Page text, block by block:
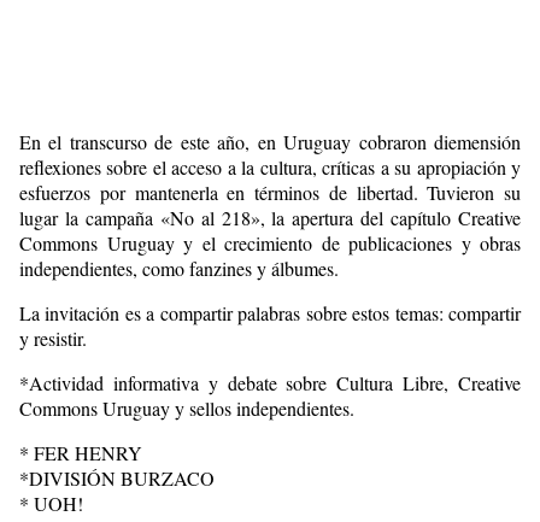
En el transcurso de este año, en Uruguay cobraron diemensión
reflexiones sobre el acceso a la cultura, críticas a su apropiación y
esfuerzos por mantenerla en términos de libertad. Tuvieron su
lugar la campaña «No al 218», la apertura del capítulo Creative
Commons Uruguay y el crecimiento de publicaciones y obras
independientes, como fanzines y álbumes.
La invitación es a compartir palabras sobre estos temas: compartir
y resistir.
*Actividad informativa y debate sobre Cultura Libre, Creative
Commons Uruguay y sellos independientes.
* FER HENRY
*DIVISIÓN BURZACO
* UOH!